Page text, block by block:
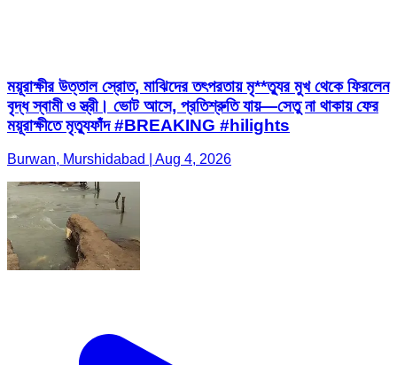
ময়ূরাক্ষীর উত্তাল স্রোত, মাঝিদের তৎপরতায় মৃ**ত্যুর মুখ থেকে ফিরলেন
বৃদ্ধ স্বামী ও স্ত্রী। ভোট আসে, প্রতিশ্রুতি যায়—সেতু না থাকায় ফের
ময়ূরাক্ষীতে মৃত্যুফাঁদ #BREAKING #hilights
Burwan, Murshidabad | Aug 4, 2026